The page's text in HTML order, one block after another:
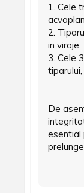
1. Cele
2.
in
3. Cele
De
esential